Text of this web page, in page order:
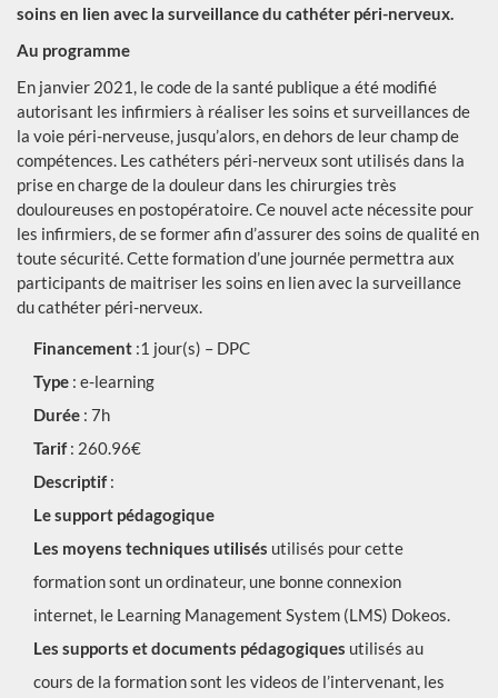
soins en lien avec la surveillance du cathéter péri-nerveux.
Au programme
En janvier 2021, le code de la santé publique a été modifié
autorisant les infirmiers à réaliser les soins et surveillances de
la voie péri-nerveuse, jusqu’alors, en dehors de leur champ de
compétences. Les cathéters péri-nerveux sont utilisés dans la
prise en charge de la douleur dans les chirurgies très
douloureuses en postopératoire. Ce nouvel acte nécessite pour
les infirmiers, de se former afin d’assurer des soins de qualité en
toute sécurité. Cette formation d’une journée permettra aux
participants de maitriser les soins en lien avec la surveillance
du cathéter péri-nerveux.
Financement :1 jour(s) – DPC
Type : e-learning
Durée : 7h
Tarif: 260.96€
Descriptif:
Le support pédagogique
Les moyens techniques utilisés utilisés pour cette
formation sont un ordinateur, une bonne connexion
internet, le Learning Management System (LMS) Dokeos.
Les supports et documents pédagogiques utilisés au
cours de la formation sont les videos de l’intervenant, les